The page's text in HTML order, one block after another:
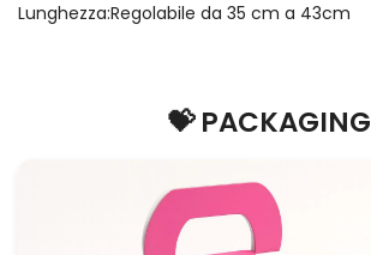
Lunghezza:Regolabile da 35 cm a 43cm
💝 PACKAGING